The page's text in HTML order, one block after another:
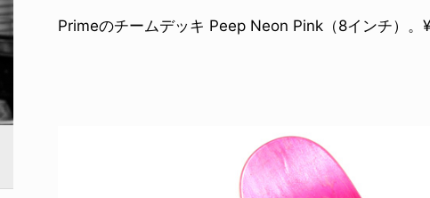
Primeのチームデッキ Peep Neon Pink（8インチ）。